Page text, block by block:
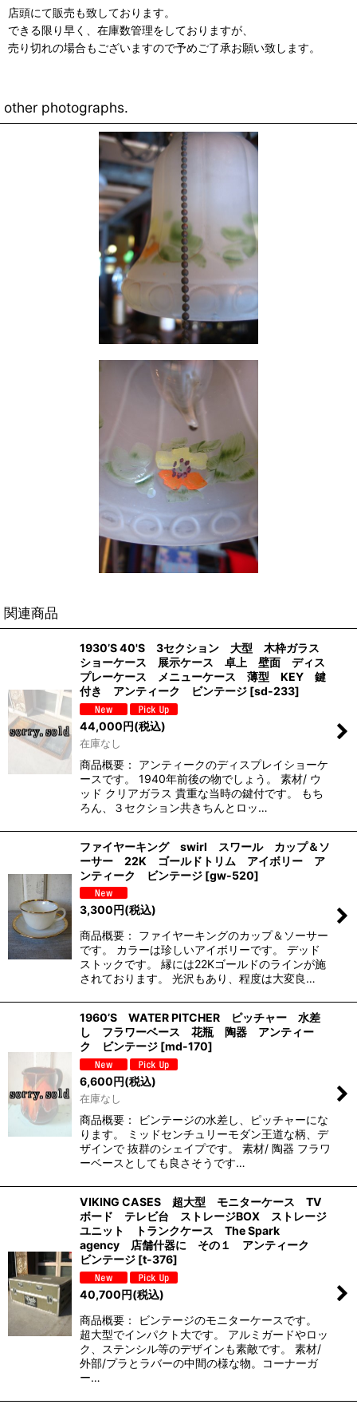
店頭にて販売も致しております。
できる限り早く、在庫数管理をしておりますが、
売り切れの場合もございますので予めご了承お願い致します。
other photographs.
関連商品
1930’S 40'S 3セクション 大型 木枠ガラス
ショーケース 展示ケース 卓上 壁面 ディス
プレーケース メニューケース 薄型 KEY 鍵
付き アンティーク ビンテージ [sd-233]
44,000円(税込)
在庫なし
商品概要： アンティークのディスプレイショーケ
ースです。 1940年前後の物でしょう。 素材/ ウ
ッド クリアガラス 貴重な当時の鍵付です。 もち
ろん、３セクション共きちんとロッ…
ファイヤーキング swirl スワール カップ＆ソ
ーサー 22K ゴールドトリム アイボリー ア
ンティーク ビンテージ [gw-520]
3,300円(税込)
商品概要： ファイヤーキングのカップ＆ソーサー
です。 カラーは珍しいアイボリーです。 デッド
ストックです。 縁には22Kゴールドのラインが施
されております。 光沢もあり、程度は大変良…
1960’S WATER PITCHER ピッチャー 水差
し フラワーベース 花瓶 陶器 アンティー
ク ビンテージ [md-170]
6,600円(税込)
在庫なし
商品概要： ビンテージの水差し、ピッチャーにな
ります。 ミッドセンチュリーモダン王道な柄、デ
ザインで 抜群のシェイプです。 素材/ 陶器 フラワ
ーベースとしても良さそうです…
VIKING CASES 超大型 モニターケース TV
ボード テレビ台 ストレージBOX ストレージ
ユニット トランクケース The Spark
agency 店舗什器に その１ アンティーク
ビンテージ [t-376]
40,700円(税込)
商品概要： ビンテージのモニターケースです。
超大型でインパクト大です。 アルミガードやロッ
ク、ステンシル等のデザインも素敵です。 素材/
外部/プラとラバーの中間の様な物。コーナーガ
ー…